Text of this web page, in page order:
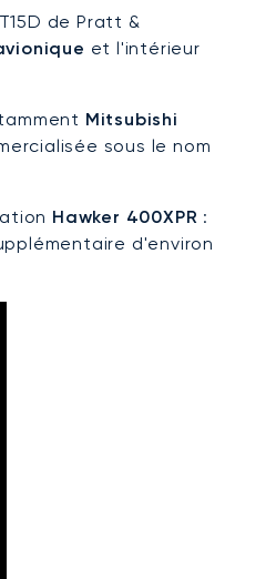
de Pratt &
et l'intérieur
Mitsubishi
sous le nom
Hawker 400XPR :
d'environ